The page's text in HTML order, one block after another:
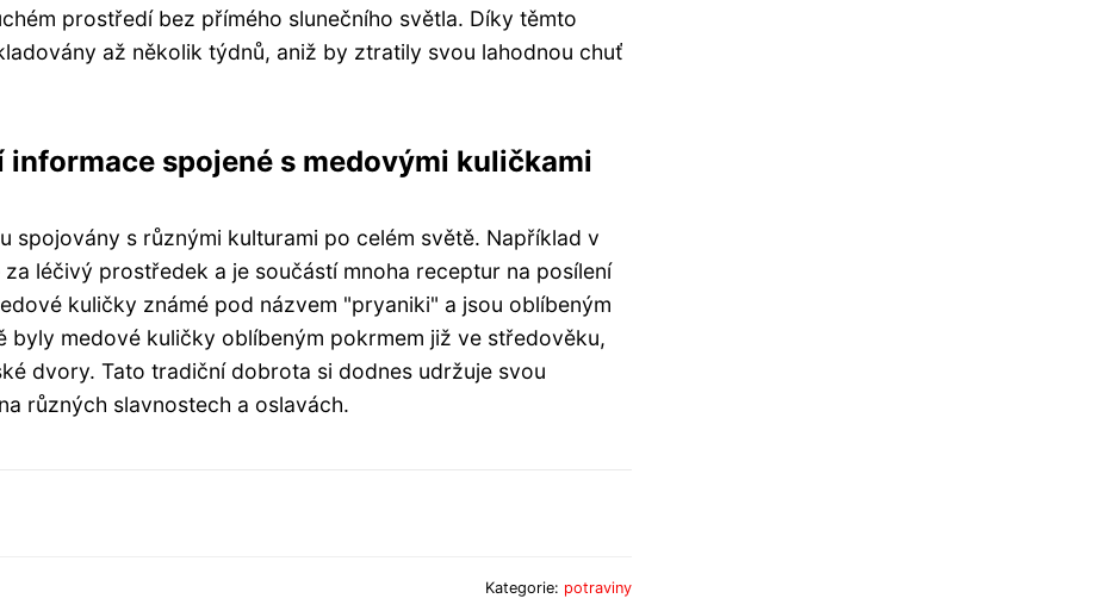
prostředí bez přímého slunečního světla. Díky těmto
až několik týdnů, aniž by ztratily svou lahodnou chuť
spojené s medovými kuličkami
spojovány s různými kulturami po celém světě. Například v
léčivý prostředek a je součástí mnoha receptur na posílení
kuličky známé pod názvem "pryaniki" a jsou oblíbeným
byly medové kuličky oblíbeným pokrmem již ve středověku,
dvory. Tato tradiční dobrota si dodnes udržuje svou
různých slavnostech a oslavách.
Kategorie: potraviny